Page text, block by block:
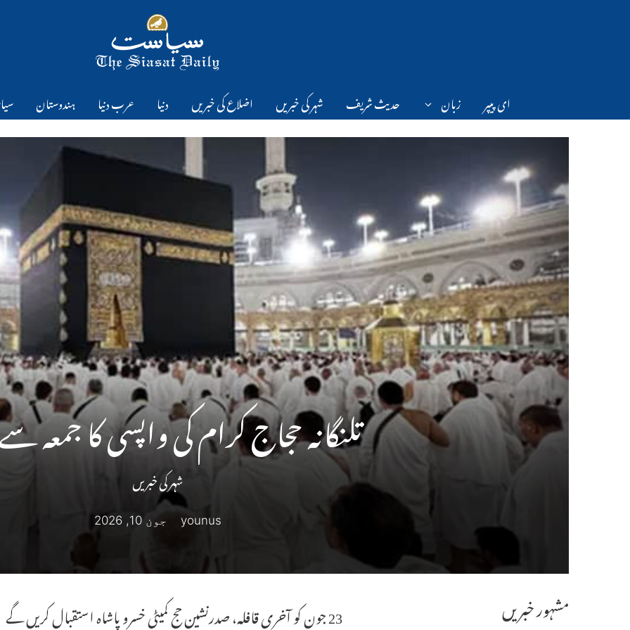
ای پیپر زبان حدیث شریف شہر کی خبریں اضلاع کی خبریں دنیا عرب دنیا ہندوستان
تلنگانہ حجاج کرام کی واپسی کا جمعہ
شہر کی خبریں
younus جون 10, 2026
23 جون کو آخری قافلہ، صدرنشین حج کمیٹی خسرو پاشاہ استقبال کریں گے مشہور خبریں